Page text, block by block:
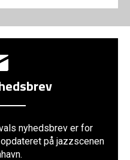
nyhedsbrev er for
på jazzscenen